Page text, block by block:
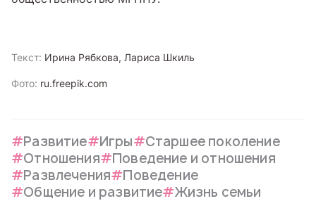
Текст: Ирина Рябкова, Лариса Шкиль
Фото: ru.freepik.com
Развитие Игры
Старшее поколение
Отношения
Поведение и отношения
Развлечения
Поведение
Общение и развитие
Жизнь семьи